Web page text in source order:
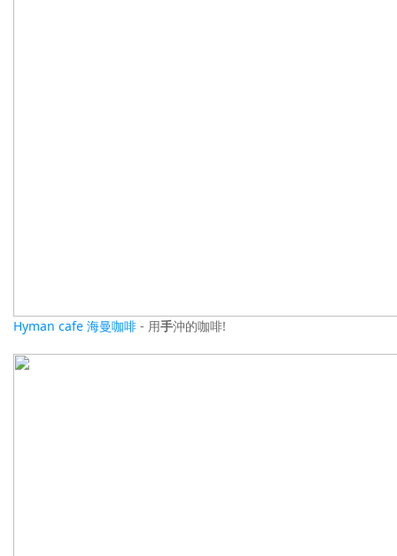
Hyman cafe 海曼咖啡 - 用手沖的咖啡!